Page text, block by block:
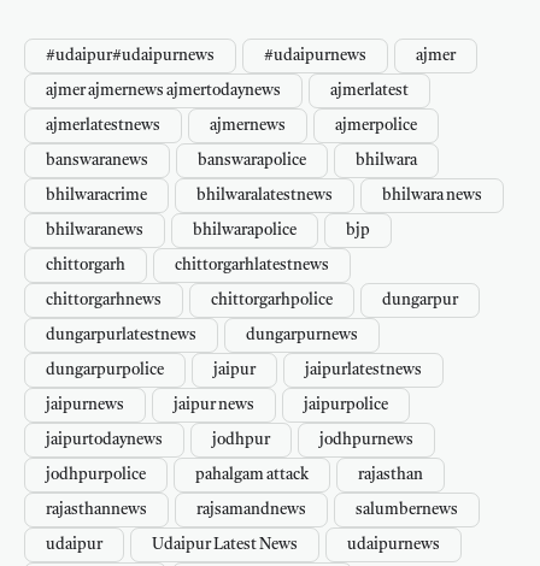
#udaipur#udaipurnews #udaipurnews ajmer
ajmer ajmernews ajmertodaynews ajmerlatest
ajmerlatestnews ajmernews ajmerpolice
banswaranews banswarapolice bhilwara
bhilwaracrime bhilwaralatestnews bhilwara news
bhilwaranews bhilwarapolice bjp
chittorgarh chittorgarhlatestnews
chittorgarhnews chittorgarhpolice dungarpur
dungarpurlatestnews dungarpurnews
dungarpurpolice jaipur jaipurlatestnews
jaipurnews jaipur news jaipurpolice
jaipurtodaynews jodhpur jodhpurnews
jodhpurpolice pahalgam attack rajasthan
rajasthannews rajsamandnews salumbernews
udaipur Udaipur Latest News udaipurnews